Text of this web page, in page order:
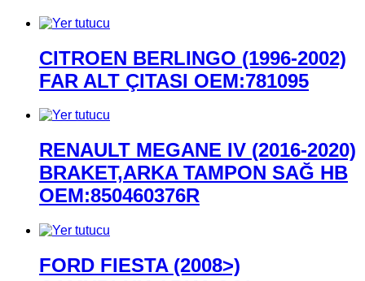
CITROEN BERLINGO (1996-2002)
FAR ALT ÇITASI OEM:781095
RENAULT MEGANE IV (2016-2020)
BRAKET,ARKA TAMPON SAĞ HB
OEM:850460376R
FORD FIESTA (2008>)